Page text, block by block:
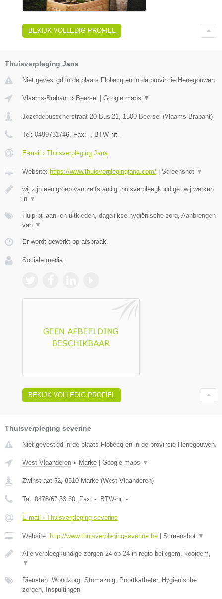
BEKIJK VOLLEDIG PROFIEL
Thuisverpleging Jana
Niet gevestigd in de plaats Flobecq en in de provincie Henegouwen.
Vlaams-Brabant » Beersel | Google maps ▼
Jozefdebusscherstraat 20 Bus 21 1500 Beersel (Vlaams-Brabant)
Tel: 0499731746 , Fax: - , BTW-nr: -
E-mail › Thuisverpleging Jana
Website: https://www.thuisverplegingjana.com/ | Screenshot ▼
wij zijn een groep van zelfstandig thuisverpleegkundige. wij werken
in ▼
Hulp bij aan- en uitkleden, dagelijkse hygiënische zorg, Aanbrengen
van ▼
Er wordt gewerkt op afspraak.
Sociale media:
BEKIJK VOLLEDIG PROFIEL
Thuisverpleging severine
Niet gevestigd in de plaats Flobecq en in de provincie Henegouwen.
West-Vlaanderen » Marke Google maps ▼
Zwinstraat 52, 8510 Marke (West-Vlaanderen)
Tel: 0478/67 53 30, Fax: -, BTW-nr: -
E-mail › Thuisverpleging severine
Website: http://www.thuisverplegingseverine.be Screenshot ▼
Alle verpleegkundige zorgen 24 op 24 in regio bellegem, kooigem,
▼
Diensten: Wondzorg, Stomazorg, Poortkatheter, Hygienische
zorgen, Inspuitingen